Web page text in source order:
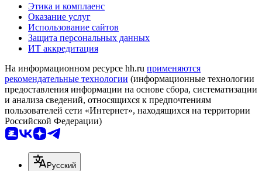
Этика и комплаенс
Оказание услуг
Использование сайтов
Защита персональных данных
ИТ аккредитация
На информационном ресурсе hh.ru применяются
рекомендательные технологии (информационные технологии
предоставления информации на основе сбора, систематизации
и анализа сведений, относящихся к предпочтениям
пользователей сети «Интернет», находящихся на территории
Российской Федерации)
Русский